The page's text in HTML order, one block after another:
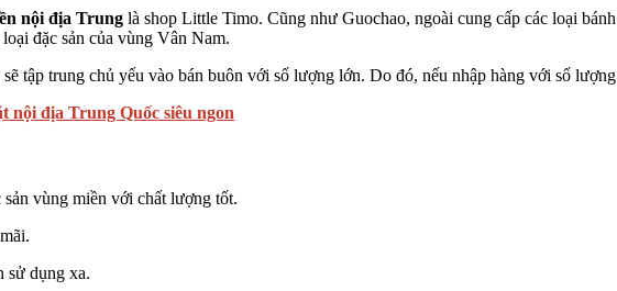
nội địa Trung là shop Little Timo. Cũng như Guochao, ngoài cung cấp các loại
đặc sản của vùng Vân Nam.
tập trung chủ yếu vào bán buôn với số lượng lớn. Do đó, nếu nhập hàng với số
nội địa Trung Quốc siêu ngon
sản vùng miền với chất lượng tốt.
sử dụng xa.